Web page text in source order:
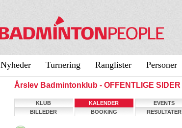
Nyheder Turnering Ranglister Personer
Årslev Badmintonklub - OFFENTLIGE SIDER
KLUB KALENDER EVENTS
BILLEDER
BOOKING RESULTATER